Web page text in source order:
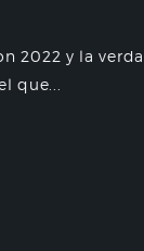
2022 y la
que...